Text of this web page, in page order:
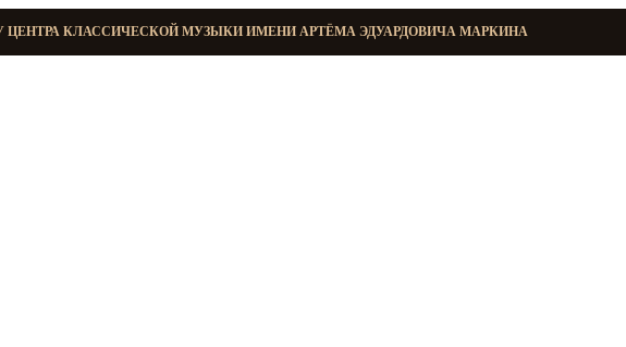
ЦЕНТРА КЛАССИЧЕСКОЙ МУЗЫКИ ИМЕНИ АРТЁМА ЭДУАРДОВИЧА МАРКИНА